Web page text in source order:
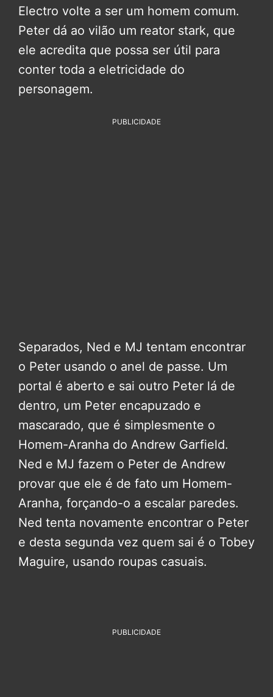
Electro volte a ser um homem comum.
Peter dá ao vilão um reator stark, que
ele acredita que possa ser útil para
conter toda a eletricidade do
personagem.
PUBLICIDADE
Separados, Ned e MJ tentam encontrar
o Peter usando o anel de passe. Um
portal é aberto e sai outro Peter lá de
dentro, um Peter encapuzado e
mascarado, que é simplesmente o
Homem-Aranha do Andrew Garfield.
Ned e MJ fazem o Peter de Andrew
provar que ele é de fato um Homem-
Aranha, forçando-o a escalar paredes.
Ned tenta novamente encontrar o Peter
e desta segunda vez quem sai é o Tobey
Maguire, usando roupas casuais.
PUBLICIDADE